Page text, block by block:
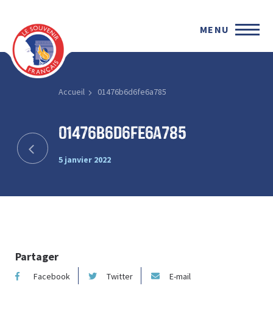
MENU
Accueil 01476b6d6fe6a785
01476b6d6fe6a785
5 janvier 2022
Partager
Facebook Twitter E-mail